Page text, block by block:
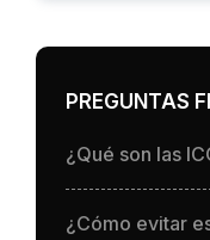
PREGUNTAS
¿Qué son las
¿Cómo evitar